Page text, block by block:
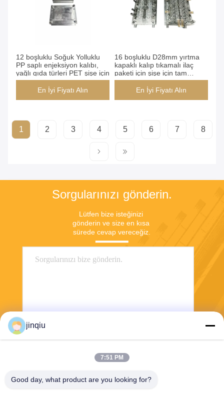
12 boşluklu Soğuk Yolluklu
PP saplı enjeksiyon kalıbı,
yağlı gıda türleri PET şişe için
En İyi Fiyatı Alın
16 boşluklu D28mm yırtma
kapaklı kalıp tıkamalı ilaç
paketi için şişe için tam
koşucu eşleşme
En İyi Fiyatı Alın
1 2 3 4 5 6 7 8
Sorgularınızı gönderin.
Lütfen bize isteğinizi
gönderin ve size en kısa
sürede cevap vereceğiz.
jinqiu
7:51 PM
Good day, what product are you looking for?